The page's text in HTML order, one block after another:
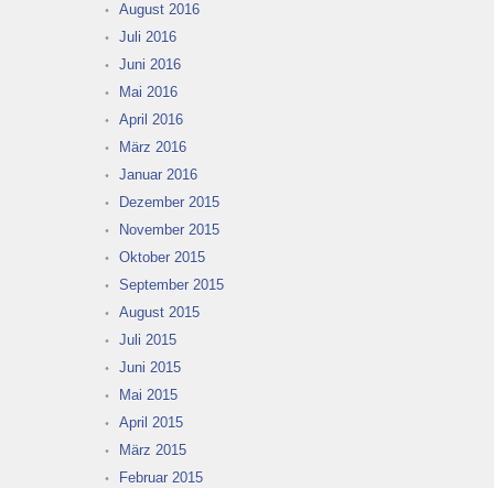
August 2016
Juli 2016
Juni 2016
Mai 2016
April 2016
März 2016
Januar 2016
Dezember 2015
November 2015
Oktober 2015
September 2015
August 2015
Juli 2015
Juni 2015
Mai 2015
April 2015
März 2015
Februar 2015